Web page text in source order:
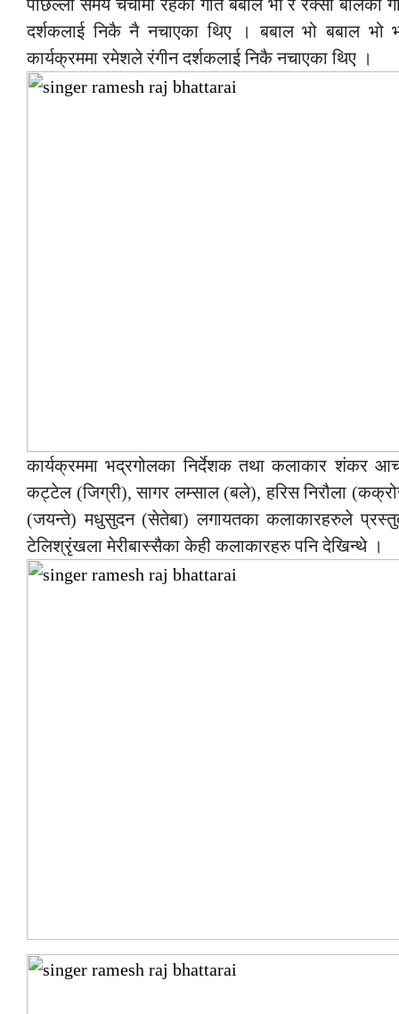
पछिल्लो समय चर्चामा रहेको गीत बबाल भो र रक्सी
दर्शकलाई निकै नै नचाएका थिए । बबाल भो बबाल भो
कार्यक्रममा रमेशले रंगीन दर्शकलाई निकै नचाएका थिए ।
कार्यक्रममा भद्रगोलका निर्देशक तथा कलाकार शंकर
कट्टेल (जिग्री), सागर लम्साल (बले), हरिस निरौला
(जयन्ते) मधुसुदन (सेतेबा) लगायतका कलाकारहरुले
टेलिश्रृंखला मेरीबास्सैका केही कलाकारहरु पनि देखिन्थे ।